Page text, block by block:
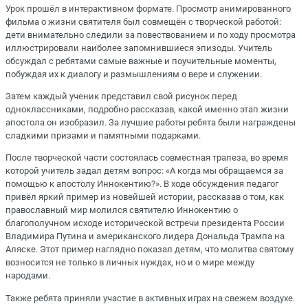
Урок прошёл в интерактивном формате. Просмотр анимированного
фильма о жизни святителя был совмещён с творческой работой:
дети внимательно следили за повествованием и по ходу просмотра
иллюстрировали наиболее запомнившиеся эпизоды. Учитель
обсуждал с ребятами самые важные и поучительные моменты,
побуждая их к диалогу и размышлениям о вере и служении.
Затем каждый ученик представил свой рисунок перед
одноклассниками, подробно рассказав, какой именно этап жизни
апостола он изобразил. За лучшие работы ребята были награждены
сладкими призами и памятными подарками.
После творческой части состоялась совместная трапеза, во время
которой учитель задал детям вопрос: «А когда мы обращаемся за
помощью к апостолу Иннокентию?». В ходе обсуждения педагог
привёл яркий пример из новейшей истории, рассказав о том, как
православный мир молился святителю Иннокентию о
благополучном исходе исторической встречи президента России
Владимира Путина и американского лидера Дональда Трампа на
Аляске. Этот пример наглядно показал детям, что молитва святому
возносится не только в личных нуждах, но и о мире между
народами.
Также ребята приняли участие в активных играх на свежем воздухе.